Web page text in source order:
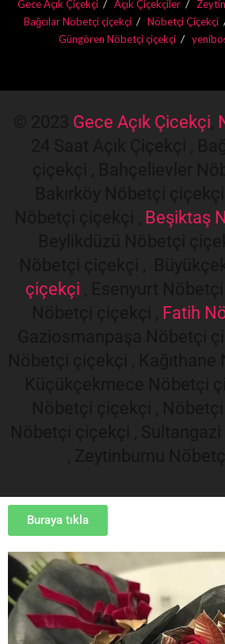
Gece Açık Çiçekçi
Açık Çiçekçiler
Bağcılar Nöbetçi çiçekçi
Nöbetçi Çiçekçi
Güngören Nöbetçi çiçekçi
Gece Açık Çicekçi
Beşiktaş
çiçekçi
Fatih
Buraya tıkla